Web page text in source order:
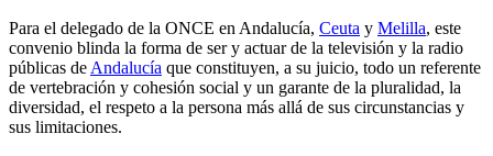
Para el delegado de la ONCE en Andalucía, Ceuta y Melilla, este
convenio blinda la forma de ser y actuar de la televisión y la radio
públicas de Andalucía que constituyen, a su juicio, todo un referente
de vertebración y cohesión social y un garante de la pluralidad, la
diversidad, el respeto a la persona más allá de sus circunstancias y
sus limitaciones.